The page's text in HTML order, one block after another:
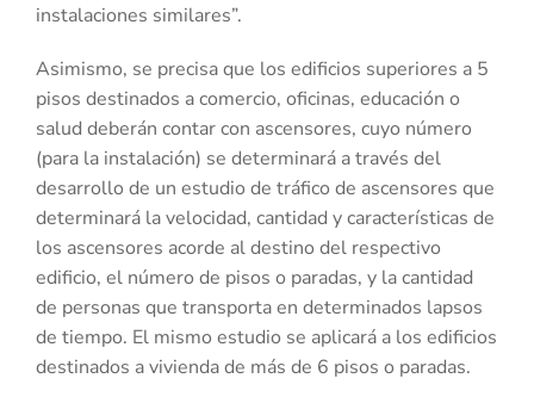
instalaciones similares”.
Asimismo, se precisa que los edificios superiores a 5
pisos destinados a comercio, oficinas, educación o
salud deberán contar con ascensores, cuyo número
(para la instalación) se determinará a través del
desarrollo de un estudio de tráfico de ascensores que
determinará la velocidad, cantidad y características de
los ascensores acorde al destino del respectivo
edificio, el número de pisos o paradas, y la cantidad
de personas que transporta en determinados lapsos
de tiempo. El mismo estudio se aplicará a los edificios
destinados a vivienda de más de 6 pisos o paradas.